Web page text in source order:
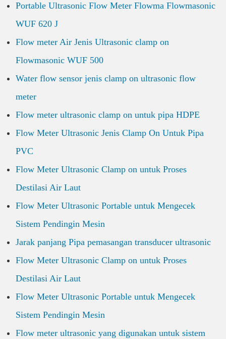
Portable Ultrasonic Flow Meter Flowma Flowmasonic
WUF 620 J
Flow meter Air Jenis Ultrasonic clamp on
Flowmasonic WUF 500
Water flow sensor jenis clamp on ultrasonic flow
meter
Flow meter ultrasonic clamp on untuk pipa HDPE
Flow Meter Ultrasonic Jenis Clamp On Untuk Pipa
PVC
Flow Meter Ultrasonic Clamp on untuk Proses
Destilasi Air Laut
Flow Meter Ultrasonic Portable untuk Mengecek
Sistem Pendingin Mesin
Jarak panjang Pipa pemasangan transducer ultrasonic
Flow Meter Ultrasonic Clamp on untuk Proses
Destilasi Air Laut
Flow Meter Ultrasonic Portable untuk Mengecek
Sistem Pendingin Mesin
Flow meter ultrasonic yang digunakan untuk sistem